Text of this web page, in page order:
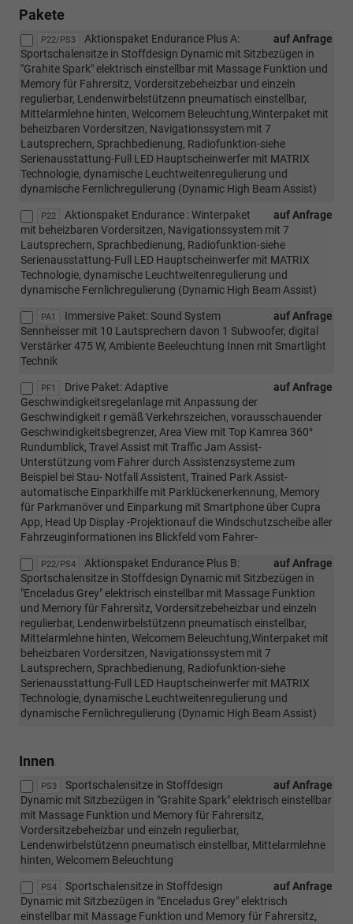
Pakete
P22/PS3 auf Anfrage
Aktionspaket Endurance Plus A:
Sportschalensitze in Stoffdesign Dynamic mit Sitzbezügen in
"Grahite Spark" elektrisch einstellbar mit Massage Funktion und
Memory für Fahrersitz, Vordersitzebeheizbar und einzeln
regulierbar, Lendenwirbelstützenn pneumatisch einstellbar,
Mittelarmlehne hinten, Welcomem Beleuchtung,Winterpaket mit
beheizbaren Vordersitzen, Navigationssystem mit 7
Lautsprechern, Sprachbedienung, Radiofunktion-siehe
Serienausstattung-Full LED Hauptscheinwerfer mit MATRIX
Technologie, dynamische Leuchtweitenregulierung und
dynamische Fernlichregulierung (Dynamic High Beam Assist)
P22 auf Anfrage
Aktionspaket Endurance : Winterpaket
mit beheizbaren Vordersitzen, Navigationssystem mit 7
Lautsprechern, Sprachbedienung, Radiofunktion-siehe
Serienausstattung-Full LED Hauptscheinwerfer mit MATRIX
Technologie, dynamische Leuchtweitenregulierung und
dynamische Fernlichregulierung (Dynamic High Beam Assist)
PA1 auf Anfrage
Immersive Paket: Sound System
Sennheisser mit 10 Lautsprechern davon 1 Subwoofer, digital
Verstärker 475 W, Ambiente Beeleuchtung Innen mit Smartlight
Technik
PF1 auf Anfrage
Drive Paket: Adaptive
Geschwindigkeitsregelanlage mit Anpassung der
Geschwindigkeit r gemäß Verkehrszeichen, vorausschauender
Geschwindigkeitsbegrenzer, Area View mit Top Kamrea 360°
Rundumblick, Travel Assist mit Traffic Jam Assist-
Unterstützung vom Fahrer durch Assistenzsysteme zum
Beispiel bei Stau- Notfall Assistent, Trained Park Assist-
automatische Einparkhilfe mit Parklückenerkennung, Memory
für Parkmanöver und Einparkung mit Smartphone über Cupra
App, Head Up Display -Projektionauf die Windschutzscheibe aller
Fahrzeuginformationen ins Blickfeld vom Fahrer-
P22/PS4 auf Anfrage
Aktionspaket Endurance Plus B:
Sportschalensitze in Stoffdesign Dynamic mit Sitzbezügen in
"Enceladus Grey" elektrisch einstellbar mit Massage Funktion
und Memory für Fahrersitz, Vordersitzebeheizbar und einzeln
regulierbar, Lendenwirbelstützenn pneumatisch einstellbar,
Mittelarmlehne hinten, Welcomem Beleuchtung,Winterpaket mit
beheizbaren Vordersitzen, Navigationssystem mit 7
Lautsprechern, Sprachbedienung, Radiofunktion-siehe
Serienausstattung-Full LED Hauptscheinwerfer mit MATRIX
Technologie, dynamische Leuchtweitenregulierung und
dynamische Fernlichregulierung (Dynamic High Beam Assist)
Innen
PS3 auf Anfrage
Sportschalensitze in Stoffdesign
Dynamic mit Sitzbezügen in "Grahite Spark" elektrisch einstellbar
mit Massage Funktion und Memory für Fahrersitz,
Vordersitzebeheizbar und einzeln regulierbar,
Lendenwirbelstützenn pneumatisch einstellbar, Mittelarmlehne
hinten, Welcomem Beleuchtung
PS4 auf Anfrage
Sportschalensitze in Stoffdesign
Dynamic mit Sitzbezügen in "Enceladus Grey" elektrisch
einstellbar mit Massage Funktion und Memory für Fahrersitz,